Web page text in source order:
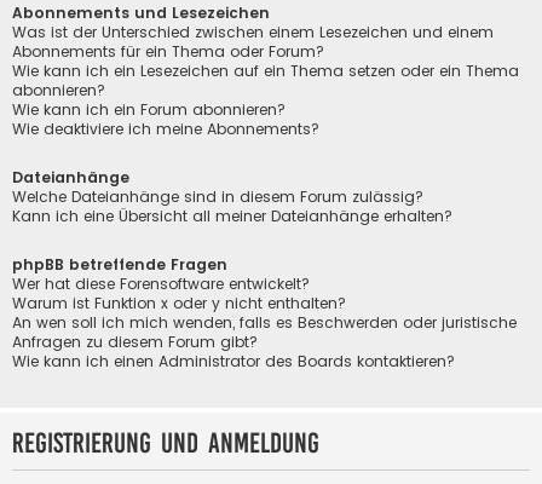
Abonnements und Lesezeichen
Was ist der Unterschied zwischen einem Lesezeichen und einem
Abonnements für ein Thema oder Forum?
Wie kann ich ein Lesezeichen auf ein Thema setzen oder ein Thema
abonnieren?
Wie kann ich ein Forum abonnieren?
Wie deaktiviere ich meine Abonnements?
Dateianhänge
Welche Dateianhänge sind in diesem Forum zulässig?
Kann ich eine Übersicht all meiner Dateianhänge erhalten?
phpBB betreffende Fragen
Wer hat diese Forensoftware entwickelt?
Warum ist Funktion x oder y nicht enthalten?
An wen soll ich mich wenden, falls es Beschwerden oder juristische
Anfragen zu diesem Forum gibt?
Wie kann ich einen Administrator des Boards kontaktieren?
Registrierung und Anmeldung